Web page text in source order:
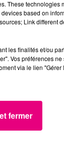
Haute-Garonne
commerces
These technologies
based on
Link different
les finalités et/ou
Vos préférences
via le lien
fermer